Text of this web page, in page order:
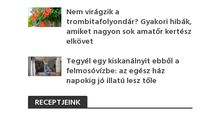
Nem virágzik a
trombitafolyondár? Gyakori hibák,
amiket nagyon sok amatőr kertész
elkövet
Tegyél egy kiskanálnyit ebből a
felmosóvízbe: az egész ház
napokig jó illatú lesz tőle
RECEPTJEINK